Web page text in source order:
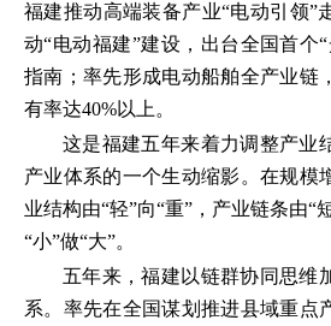
福建推动高端装备产业“电动引领”
动“电动福建”建设，出台全国首个
指南；率先形成电动船舶全产业链
有率达40%以上。
这是福建五年来着力调整产业
产业体系的一个生动缩影。在规模
业结构由“轻”向“重”，产业链条由“
“小”做“大”。
五年来，福建以链群协同思维
系。率先在全国谋划推进县域重点